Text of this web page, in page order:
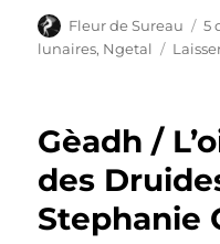
Auteur
Fleur de Sureau
le
5
lunaires, Ngetal
Gèadh /
des
Stephanie